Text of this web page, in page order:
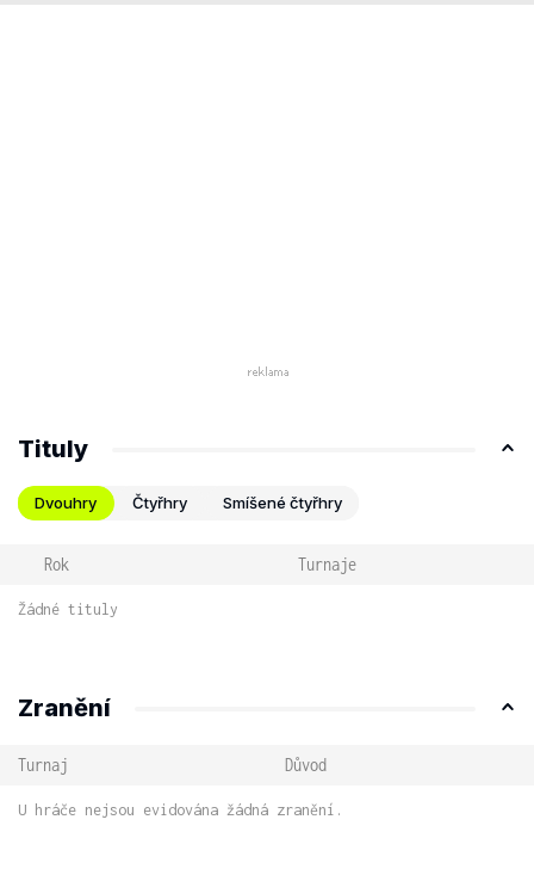
Tituly
Dvouhry Čtyřhry Smíšené čtyřhry
Rok Turnaje
Žádné tituly
Zranění
Turnaj Důvod
U hráče nejsou evidována žádná zranění.